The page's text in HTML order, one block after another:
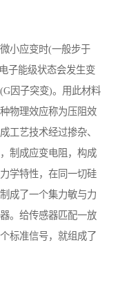
小应变时(一般步于
子能级状态会发生变
因子突变)。用此材料
物理效应称为压阻效
工艺技术经过掺杂、
制成应变电阻，构成
学特性，在同一切硅
成了一个集力敏与力
。给传感器匹配一放
标准信号，就组成了